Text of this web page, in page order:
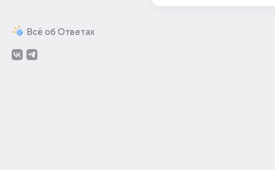
Всё об Ответах